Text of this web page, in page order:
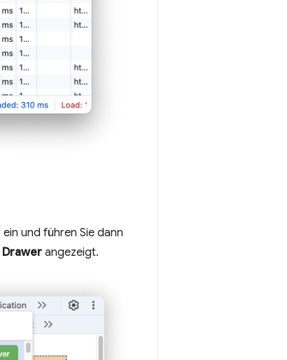
ein und führen Sie dann
Drawer angezeigt.